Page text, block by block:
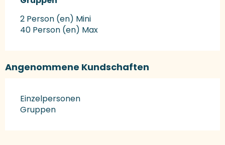
2 Person (en) Mini
40 Person (en) Max
Angenommene Kundschaften
Einzelpersonen
Gruppen